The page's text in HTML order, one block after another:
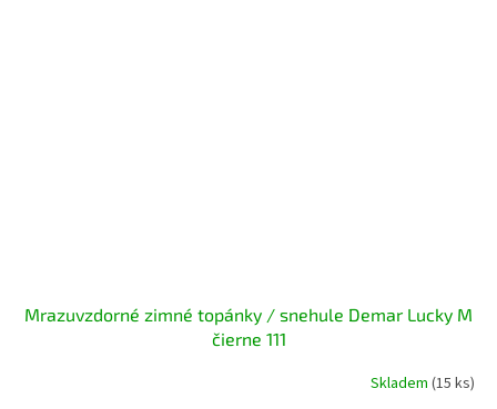
Mrazuvzdorné zimné topánky / snehule Demar Lucky M
čierne 111
Skladem (15 ks)